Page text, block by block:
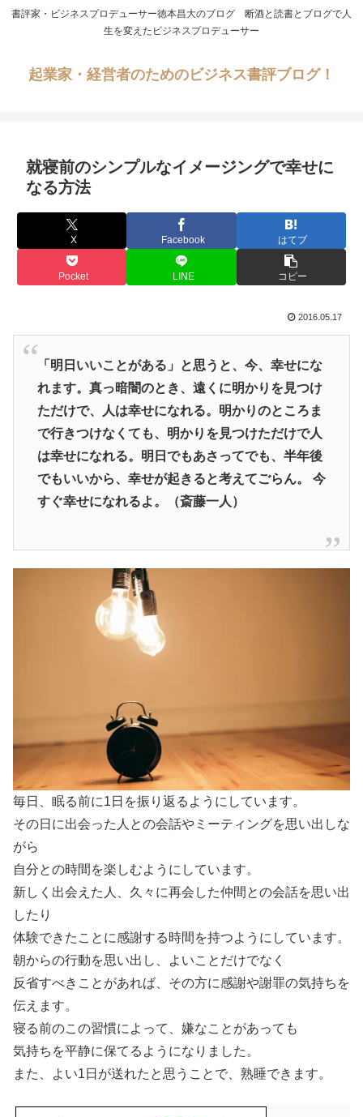
書評家・ビジネスプロデューサー徳本昌大のブログ 断酒と読書とブログで人
生を変えたビジネスプロデューサー
起業家・経営者のためのビジネス書評ブログ！
就寝前のシンプルなイメージングで幸せに
なる方法
X Facebook はてブ
Pocket LINE コピー
2016.05.17
「明日いいことがある」と思うと、今、幸せにな
れます。真っ暗闇のとき、遠くに明かりを見つけ
ただけで、人は幸せになれる。明かりのところま
で行きつけなくても、明かりを見つけただけで人
は幸せになれる。明日でもあさってでも、半年後
でもいいから、幸せが起きると考えてごらん。 今
すぐ幸せになれるよ。（斎藤一人）
毎日、眠る前に1日を振り返るようにしています。
その日に出会った人との会話やミーティングを思い出しな
がら
自分との時間を楽しむようにしています。
新しく出会えた人、久々に再会した仲間との会話を思い出
したり
体験できたことに感謝する時間を持つようにしています。
朝からの行動を思い出し、よいことだけでなく
反省すべきことがあれば、その方に感謝や謝罪の気持ちを
伝えます。
寝る前のこの習慣によって、嫌なことがあっても
気持ちを平静に保てるようになりました。
また、よい1日が送れたと思うことで、熟睡できます。